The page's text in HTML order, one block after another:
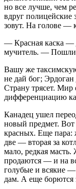
но все лучше, чем
вдруг полицейски­е
зовут. На голове —
— Красная каска —
мучитель. — Пошли,
Вашу же
не дай бог; Эрдоган
Страну трясет. Мир
дифференци­ацию
Канадец ушел
новый предмет.
красных. Еще пара:
две — вторая за
мало, редкая
продаются — и на
голубые и всякие
дам. А еще борются